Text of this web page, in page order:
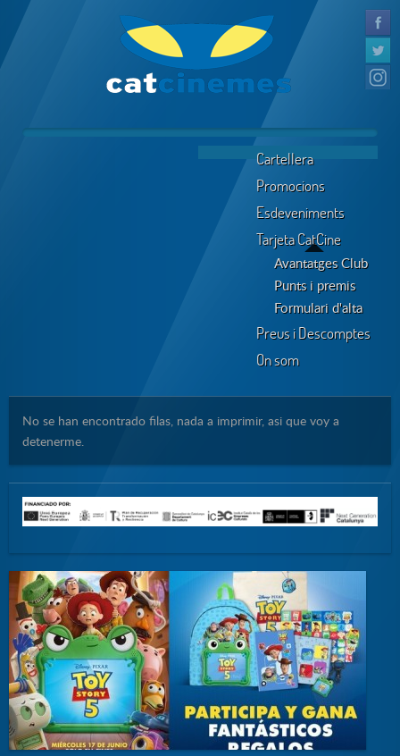
Cartellera
Promocions
Esdeveniments
Tarjeta CatCine
Avantatges Club
Punts i premis
Formulari d'alta
Preus i Descomptes
On som
No se han encontrado filas, nada a imprimir, asi que voy a
detenerme.